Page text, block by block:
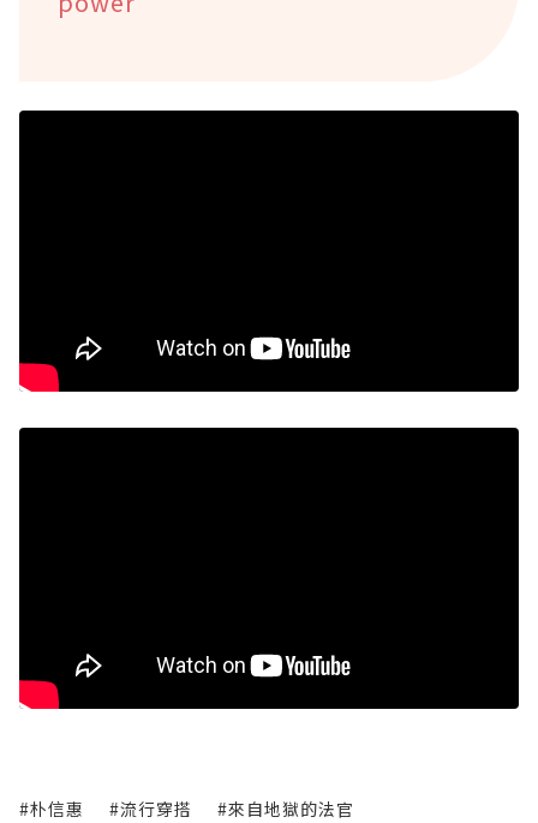
#朴信惠 #流行穿搭 #來自地獄的法官